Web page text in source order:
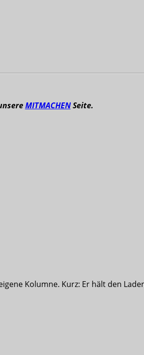
MITMACHENSeite.
Kolumne. Kurz: Er hält den